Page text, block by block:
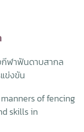
กีฬาฟันดาบสากล
ข่งขัน
of fencing
skills in